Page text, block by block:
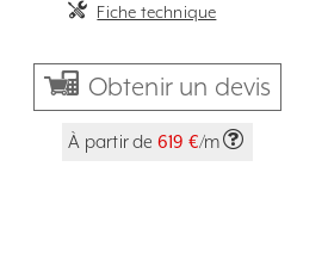
Fiche technique
Obtenir un devis
À partir de 619 €/m